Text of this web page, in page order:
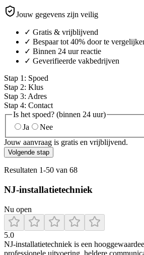
Jouw gegevens zijn veilig
✓ Gratis & vrijblijvend
✓ Bespaar tot 40% door te
✓ Binnen 24 uur reactie
✓ Geverifieerde vakbedrijven
Stap 1 : Spoed
Stap 2: Klus
Stap 3: Adres
Stap 4: Contact
Is het spoed? (binnen 24 uur)
Ja
Nee
Jouw aanvraag is gratis en vrijblijvend.
Volgende stap
Resultaten 1-50 van 68
NJ-installatietechniek
Nu open
5.0
NJ‑installatietechniek is een
professionele uitvoering, heldere